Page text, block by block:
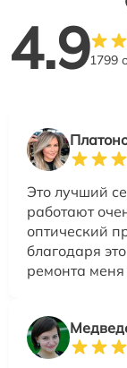
4.91799
Это лучший
работают
оптический
благодаря
ремонта